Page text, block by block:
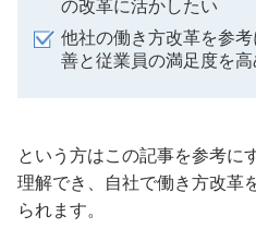
の改革に活かしたい
他社の働き方改革を参
善と従業員の満足度を高
という方はこの記事を参考に
理解でき、自社で働き方改革
られます。